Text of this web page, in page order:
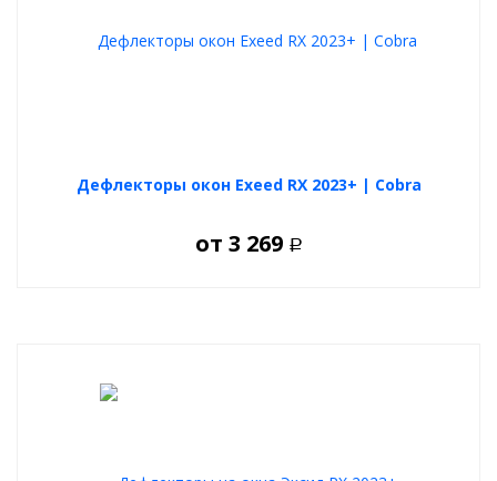
Дефлекторы окон Exeed RX 2023+ | Cobra
от 3 269 Р